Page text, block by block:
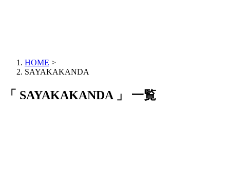
HOME >
SAYAKAKANDA
「 SAYAKAKANDA 」 一覧